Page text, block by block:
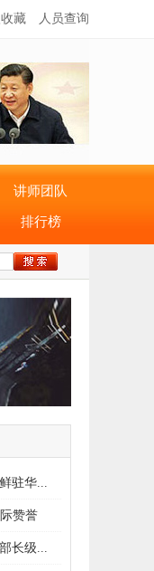
藏 人员查询
讲师团队
排行榜
驻华...
赞誉
长级...